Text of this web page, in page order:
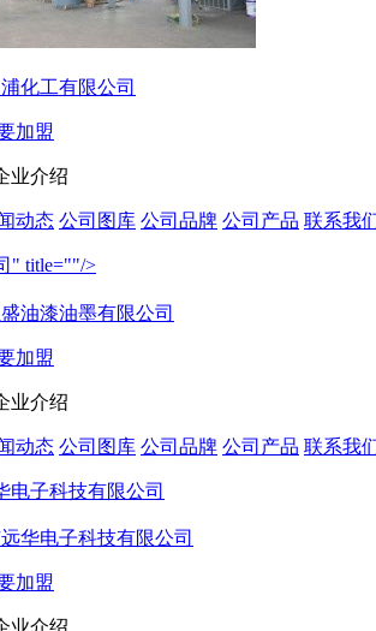
化工有限公司
加盟
业介绍
动态 公司图库 公司品牌 公司产品 联系我
" title=""/>
油漆油墨有限公司
加盟
业介绍
动态 公司图库 公司品牌 公司产品 联系我
华电子科技有限公司
加盟